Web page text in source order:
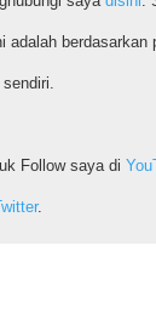
adalah berdasarkan
Follow saya di
.